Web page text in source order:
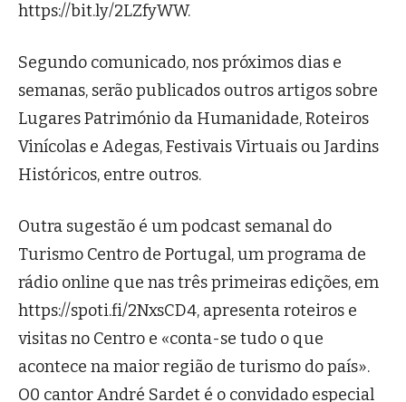
https://bit.ly/2LZfyWW.
Segundo comunicado, nos próximos dias e
semanas, serão publicados outros artigos sobre
Lugares Património da Humanidade, Roteiros
Vinícolas e Adegas, Festivais Virtuais ou Jardins
Históricos, entre outros.
Outra sugestão é um podcast semanal do
Turismo Centro de Portugal, um programa de
rádio online que nas três primeiras edições, em
https://spoti.fi/2NxsCD4, apresenta roteiros e
visitas no Centro e «conta-se tudo o que
acontece na maior região de turismo do país».
O0 cantor André Sardet é o convidado especial